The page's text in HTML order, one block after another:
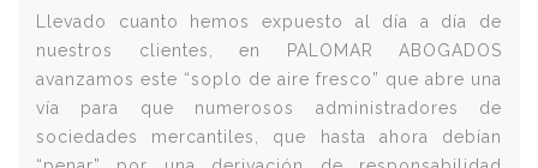
Llevado cuanto hemos expuesto al día a día de
nuestros clientes, en PALOMAR ABOGADOS
avanzamos este “soplo de aire fresco” que abre una
vía para que numerosos administradores de
sociedades mercantiles, que hasta ahora debían